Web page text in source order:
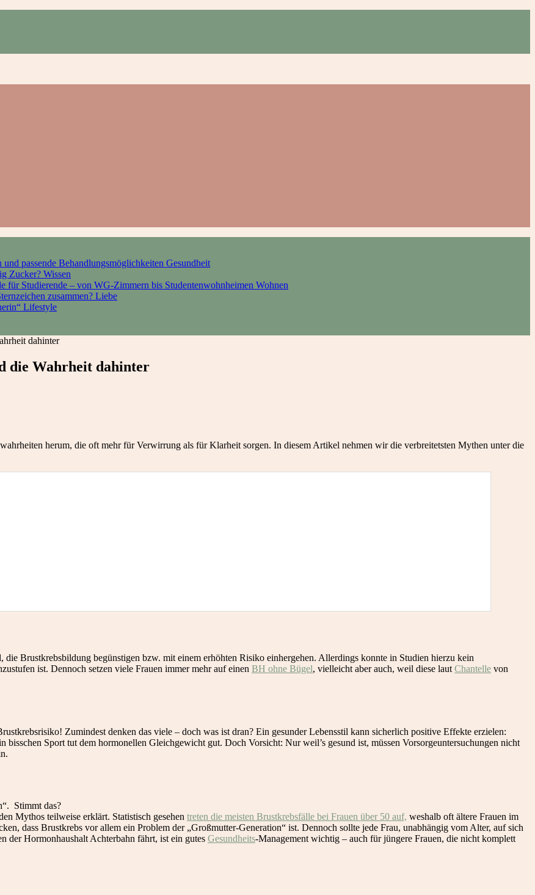
passende Behandlungsmöglichkeiten Gesundheit
Zucker? Wissen
für Studierende – von WG-Zimmern bis Studentenwohnheimen Wohnen
zusammen? Liebe
Lifestyle
dahinter
die Wahrheit dahinter
herum, die oft mehr für Verwirrung als für Klarheit sorgen. In diesem Artikel nehmen wir die verbreitetsten Mythen unter die
Brustkrebsbildung begünstigen bzw. mit einem erhöhten Risiko einhergehen. Allerdings konnte in Studien hierzu kein
ist. Dennoch setzen viele Frauen immer mehr auf einen BH ohne Bügel, vielleicht aber auch, weil diese laut Chantelle von
Zumindest denken das viele – doch was ist dran? Ein gesunder Lebensstil kann sicherlich positive Effekte erzielen:
Sport tut dem hormonellen Gleichgewicht gut. Doch Vorsicht: Nur weil’s gesund ist, müssen Vorsorgeuntersuchungen nicht
Stimmt das?
Mythos teilweise erklärt. Statistisch gesehen treten die meisten Brustkrebsfälle bei Frauen über 50 auf, weshalb oft ältere Frauen im
dass Brustkrebs vor allem ein Problem der „Großmutter-Generation“ ist. Dennoch sollte jede Frau, unabhängig vom Alter, auf sich
der Hormonhaushalt Achterbahn fährt, ist ein gutes Gesundheits-Management wichtig – auch für jüngere Frauen, die nicht komplett